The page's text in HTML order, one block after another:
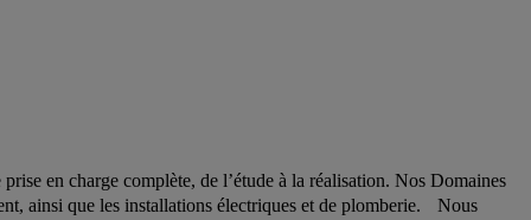
en charge complète, de l’étude à la réalisation. Nos Domaines
ainsi que les installations électriques et de plomberie. Nous